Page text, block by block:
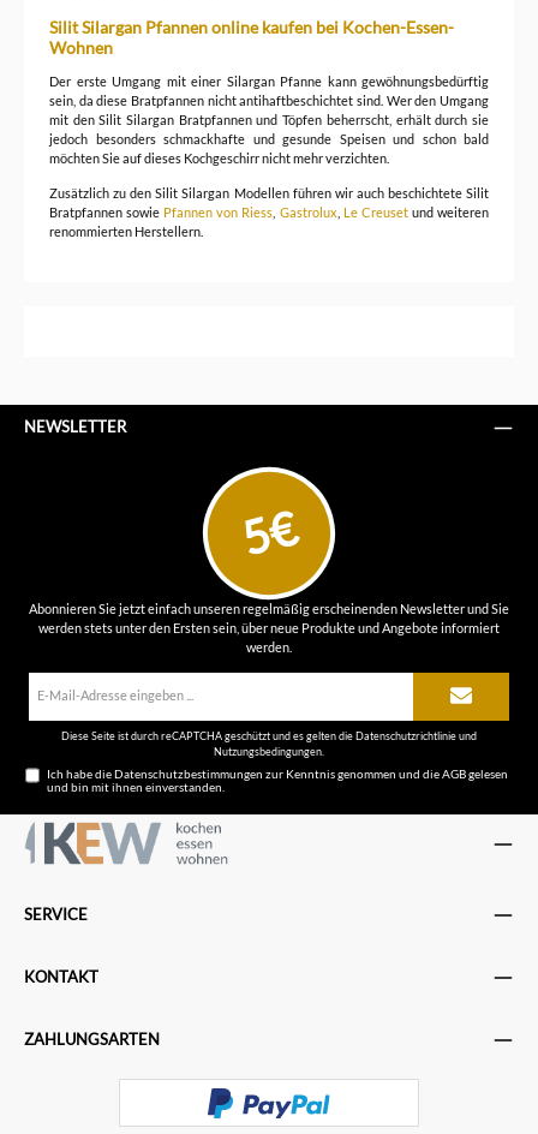
Silit Silargan Pfannen online kaufen bei Kochen-Essen-
Wohnen
Der erste Umgang mit einer Silargan Pfanne kann gewöhnungsbedürftig
sein, da diese Bratpfannen nicht antihaftbeschichtet sind. Wer den Umgang
mit den Silit Silargan Bratpfannen und Töpfen beherrscht, erhält durch sie
jedoch besonders schmackhafte und gesunde Speisen und schon bald
möchten Sie auf dieses Kochgeschirr nicht mehr verzichten.
Zusätzlich zu den Silit Silargan Modellen führen wir auch beschichtete Silit
Bratpfannen sowie Pfannen von Riess Gastrolux Le Creusetund weiteren
renommierten Herstellern.
NEWSLETTER
5€
Abonnieren Sie jetzt einfach unseren regelmäßig erscheinenden Newsletter und Sie
werden stets unter den Ersten sein, über neue Produkte und Angebote informiert
werden.
Diese Seite ist durch reCAPTCHA geschützt und es gelten die Datenschutzrichtlinieund
Nutzungsbedingungen.
Ich habe dieDatenschutzbestimmungen zur Kenntnis genommen und dieAGBgelesen
und bin mit ihnen einverstanden.
SERVICE
KONTAKT
ZAHLUNGSARTEN